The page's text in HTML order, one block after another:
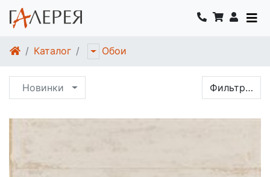
Каталог Обои
Новинки Фильтр…